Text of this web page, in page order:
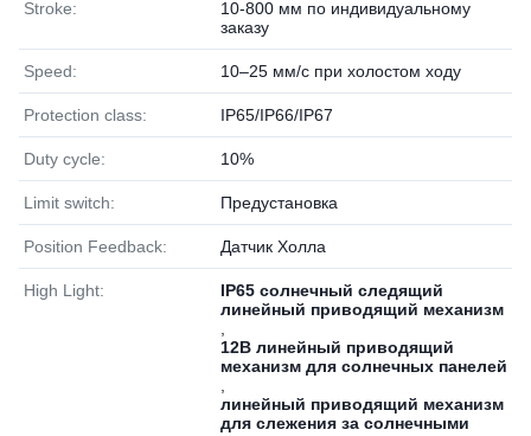
Stroke:
10-800 мм по индивидуальному
заказу
Speed: 10–25 мм/с при холостом ходу
Protection class: IP65/IP66/IP67
Duty cycle: 10%
Limit switch: Предустановка
Position Feedback: Датчик Холла
High Light:
IP65 солнечный следящий
линейный приводящий механизм
12В линейный приводящий
механизм для солнечных панелей
линейный приводящий механизм
для слежения за солнечными